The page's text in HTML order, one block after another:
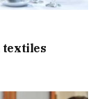
textiles